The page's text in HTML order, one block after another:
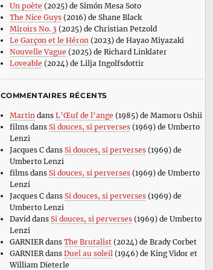
Un poète (2025) de Simón Mesa Soto
The Nice Guys(2016) de Shane Black
Miroirs No. 3 (2025) de Christian Petzold
Le Garçon et le Héron(2023) de Hayao Miyazaki
Nouvelle Vague (2025) de Richard Linklater
Loveable (2024) de Lilja Ingolfsdottir
COMMENTAIRES RÉCENTS
Martin dans L’Œuf de l’ange (1985) de Mamoru Oshii
filmsdans Si douces, si perverses(1969) de Umberto
Lenzi
Jacques Cdans Si douces, si perverses(1969) de
Umberto Lenzi
filmsdans Si douces, si perverses(1969) de Umberto
Lenzi
Jacques Cdans Si douces, si perverses(1969) de
Umberto Lenzi
David dans Si douces, si perverses(1969) de Umberto
Lenzi
GARNIERdans The Brutalist(2024) de Brady Corbet
GARNIERdans Duel au soleil (1946) de King Vidor et
William Dieterle